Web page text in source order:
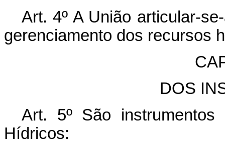
Art. 4º A União articular-
gerenciamento dos recursos
DOS
Art. 5º São
Hídricos: